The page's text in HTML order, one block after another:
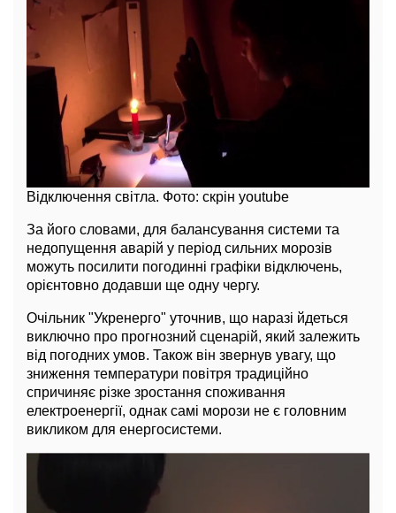
Відключення світла. Фото: скрін youtube
За його словами, для балансування системи та
недопущення аварій у період сильних морозів
можуть посилити погодинні графіки відключень,
орієнтовно додавши ще одну чергу.
Очільник "Укренерго" уточнив, що наразі йдеться
виключно про прогнозний сценарій, який залежить
від погодних умов. Також він звернув увагу, що
зниження температури повітря традиційно
спричиняє різке зростання споживання
електроенергії, однак самі морози не є головним
викликом для енергосистеми.